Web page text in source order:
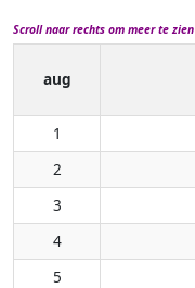
Scroll naar rechts om meer te zien
aug
1
2
3
4
5